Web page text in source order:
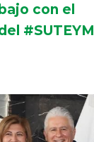
con el
#SUTEYM